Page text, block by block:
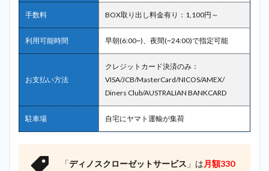
手数料 BOX取り出し料金有り：1,100円～
利用可能時間 早朝(6:00~)、夜間(~24:00)で指定可能
お支払い方法
クレジットカード決済のみ：
VISA/JCB/MasterCard/NICOS/AMEX/
Diners Club/AUSTRALIAN BANKCARD
駐車場 自宅にヤマト運輸が集荷
「ディノスクローゼットサービス 」は 月額330